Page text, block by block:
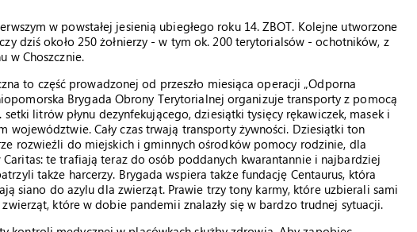
w powstałej jesienią ubiegłego roku 14. ZBOT. Kolejne utworzone
dziś około 250 żołnierzy - w tym ok. 200 terytorialsów - ochotników, z
w Choszcznie.
to część prowadzonej od przeszło miesiąca operacji „Odporna
Brygada Obrony Terytorialnej organizuje transporty z pomocą
litrów płynu dezynfekującego, dziesiątki tysięcy rękawiczek, masek i
województwie. Cały czas trwają transporty żywności. Dziesiątki ton
rozwieźli do miejskich i gminnych ośrodków pomocy rodzinie, dla
te trafiają teraz do osób poddanych kwarantannie i najbardziej
także harcerzy. Brygada wspiera także fundację Centaurus, która
siano do azylu dla zwierząt. Prawie trzy tony karmy, które uzbierali sami
zwierząt, które w dobie pandemii znalazły się w bardzo trudnej sytuacji.